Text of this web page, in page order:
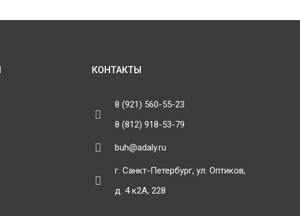
КОНТАКТЫ
8 (921) 560-55-23
8 (812) 918-53-79
buh@adaly.ru
г. Санкт-Петербург, ул. Оптиков,
д. 4 к2А, 228